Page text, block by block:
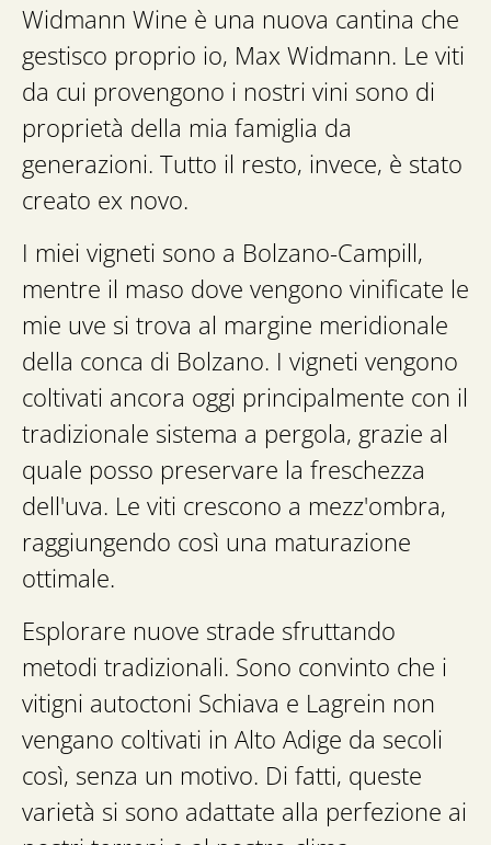
Widmann Wine è una nuova cantina che
gestisco proprio io, Max Widmann. Le viti
da cui provengono i nostri vini sono di
proprietà della mia famiglia da
generazioni. Tutto il resto, invece, è stato
creato ex novo.
I miei vigneti sono a Bolzano-Campill,
mentre il maso dove vengono vinificate le
mie uve si trova al margine meridionale
della conca di Bolzano. I vigneti vengono
coltivati ancora oggi principalmente con il
tradizionale sistema a pergola, grazie al
quale posso preservare la freschezza
dell'uva. Le viti crescono a mezz'ombra,
raggiungendo così una maturazione
ottimale.
Esplorare nuove strade sfruttando
metodi tradizionali. Sono convinto che i
vitigni autoctoni Schiava e Lagrein non
vengano coltivati in Alto Adige da secoli
così, senza un motivo. Di fatti, queste
varietà si sono adattate alla perfezione ai